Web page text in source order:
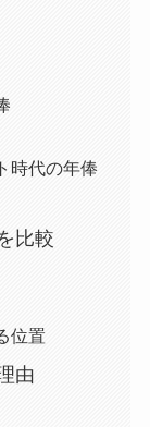
時代の年俸
比較
位置
由